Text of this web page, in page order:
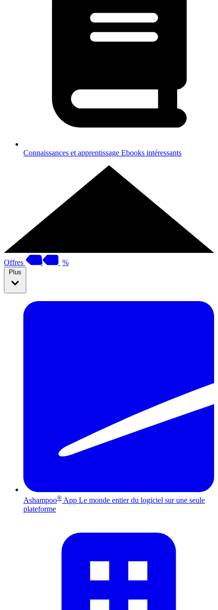
Connaissances et apprentissage Ebooks intéressants
Offres %
Plus
Ashampoo® App Le monde entier du logiciel sur une seule
plateforme